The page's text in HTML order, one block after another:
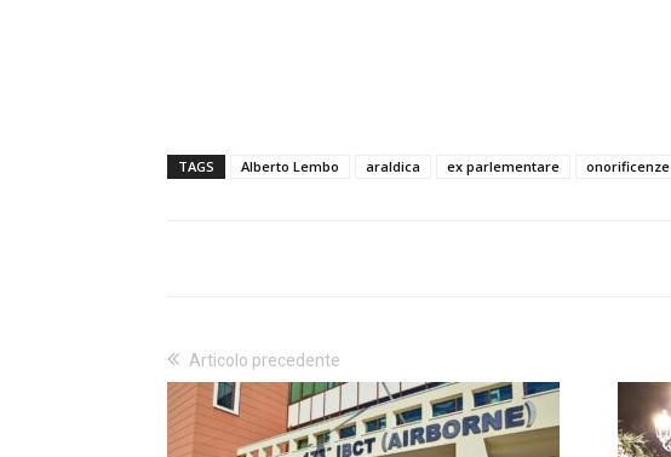
TAGS Alberto Lembo araldica ex parlementare onorificenze
Articolo precedente